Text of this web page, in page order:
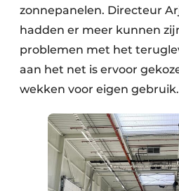
zonnepanelen. Directeur
hadden er meer kunnen
problemen met het
aan het net is ervoor
wekken voor eigen